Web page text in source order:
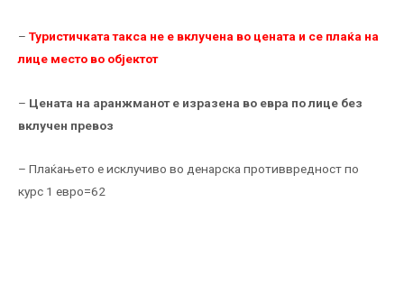
– Туристичката такса не е вклучена во цената и се плаќа на
лице место во објектот
– Цената на аранжманот е изразена во евра по лице без
вклучен превоз
– Плаќањето е исклучиво во денарска противвредност по
курс 1 евро=62